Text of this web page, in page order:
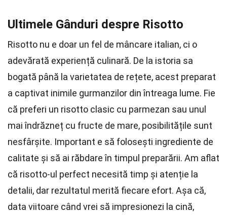
Ultimele Gânduri despre Risotto
Risotto nu e doar un fel de mâncare italian, ci o
adevărată experiență culinară. De la istoria sa
bogată până la varietatea de rețete, acest preparat
a captivat inimile gurmanzilor din întreaga lume. Fie
că preferi un risotto clasic cu parmezan sau unul
mai îndrăzneț cu fructe de mare, posibilitățile sunt
nesfârșite. Important e să folosești ingrediente de
calitate și să ai răbdare în timpul preparării. Am aflat
că risotto-ul perfect necesită timp și atenție la
detalii, dar rezultatul merită fiecare efort. Așa că,
data viitoare când vrei să impresionezi la cină,